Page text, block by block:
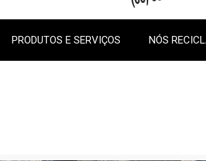
PRODUTOS E SERVIÇOS NÓS